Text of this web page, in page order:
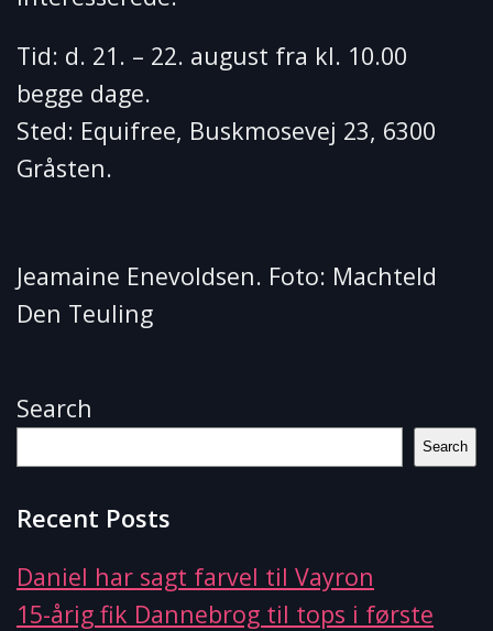
Tid: d. 21. – 22. august fra kl. 10.00
begge dage.
Sted: Equifree, Buskmosevej 23, 6300
Gråsten.
Jeamaine Enevoldsen. Foto: Machteld
Den Teuling
Search
Search
Recent Posts
Daniel har sagt farvel til Vayron
15-årig fik Dannebrog til tops i første